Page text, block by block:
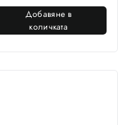
Добавяне в
количката